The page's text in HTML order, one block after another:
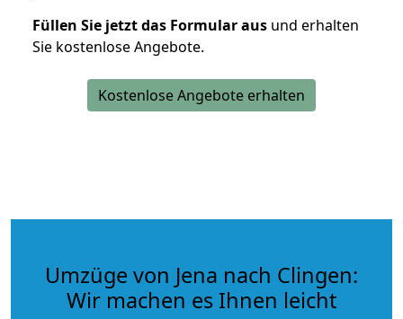
Füllen Sie jetzt das Formular aus und erhalten
Sie kostenlose Angebote.
Kostenlose Angebote erhalten
Umzüge von Jena nach Clingen:
Wir machen es Ihnen leicht